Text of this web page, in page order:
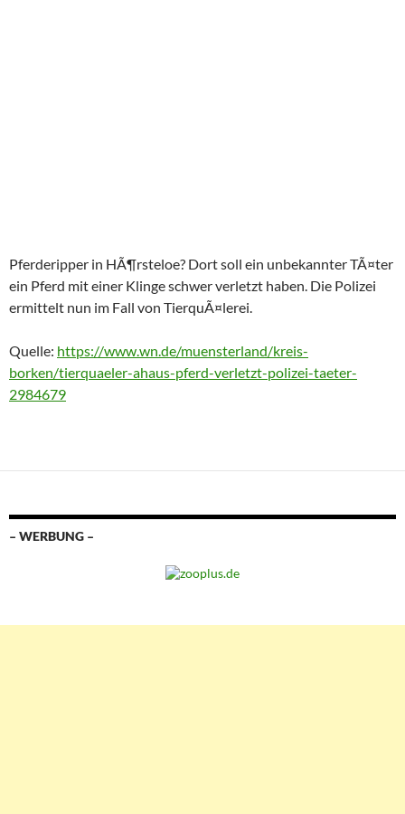
Pferderipper in HÃ¶rsteloe? Dort soll ein unbekannter TÃ¤ter
ein Pferd mit einer Klinge schwer verletzt haben. Die Polizei
ermittelt nun im Fall von TierquÃ¤lerei.
Quelle: https://www.wn.de/muensterland/kreis-
borken/tierquaeler-ahaus-pferd-verletzt-polizei-taeter-
2984679
– WERBUNG –